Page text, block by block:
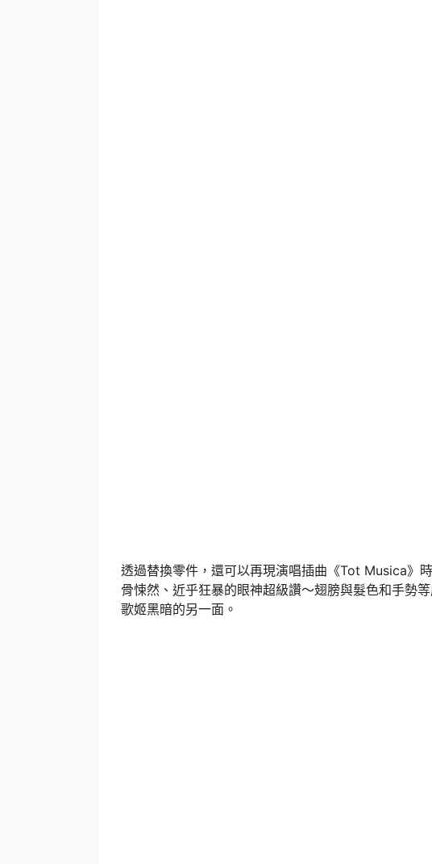
透過替換零件，還可以再現演唱插曲《Tot Musica》
骨悚然、近乎狂暴的眼神超級讚～翅膀與髮色和手勢
歌姬黑暗的另一面。